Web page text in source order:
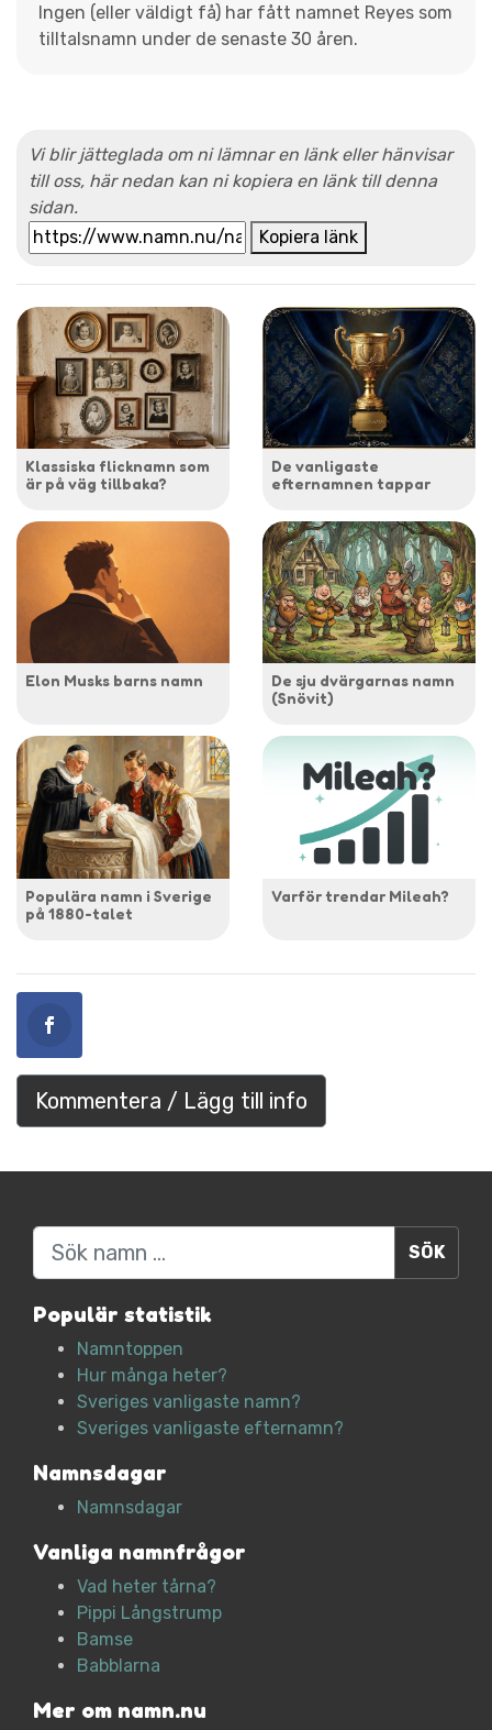
Ingen (eller väldigt få) har fått namnet Reyes som
tilltalsnamn under de senaste 30 åren.
Vi blir jätteglada om ni lämnar en länk eller hänvisar
till oss, här nedan kan ni kopiera en länk till denna
sidan.
Kopiera länk
Klassiska flicknamn som
är på väg tillbaka?
De vanligaste
efternamnen tappar
Elon Musks barns namn
De sju dvärgarnas namn
(Snövit)
Populära namn i Sverige
på 1880-talet
Varför trendar Mileah?
Kommentera / Lägg till info
Sök
Populär statistik
Namntoppen
Hur många heter?
Sveriges vanligaste namn?
Sveriges vanligaste efternamn?
Namnsdagar
Namnsdagar
Vanliga namnfrågor
Vad heter tårna?
Pippi Långstrump
Bamse
Babblarna
Mer om namn.nu